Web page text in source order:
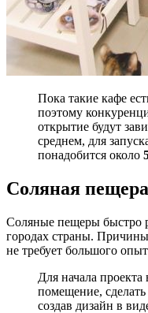
Пока такие кафе
поэтому
открытие будут
среднем, для
понадобится около
Соляная пещера
Соляные пещеры быстро
городах страны.
не требует большого
Для начала проекта
помещение,
создав дизайн в